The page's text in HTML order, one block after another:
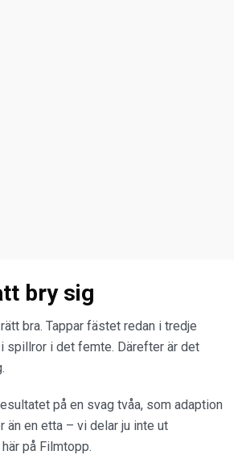
bry sig
bra. Tappar fästet redan i tredje
spillror i det femte. Därefter är det
på en svag tvåa, som adaption
än en etta – vi delar ju inte ut
på Filmtopp.